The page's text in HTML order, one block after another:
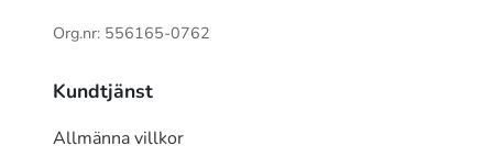
Org.nr: 556165-0762
Kundtjänst
Allmänna villkor